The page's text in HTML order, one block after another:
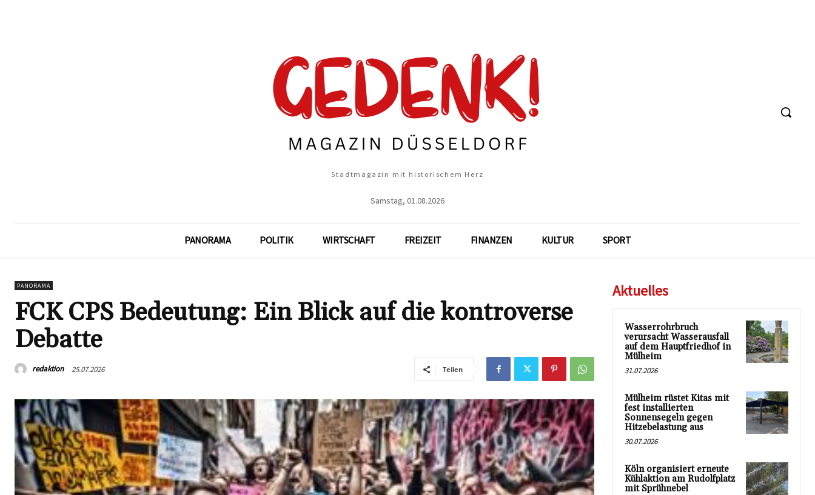
Stadtmagazin mit historischem Herz
Samstag, 01.08.2026
PANORAMA POLITIK WIRTSCHAFT FREIZEIT FINANZEN KULTUR SPORT
PANORAMA
FCK CPS Bedeutung: Ein Blick auf die kontroverse
Debatte
redaktion 25.07.2026 Teilen
Aktuelles
Wasserrohrbruch
verursacht Wasserausfall
auf dem Hauptfriedhof in
Mülheim
31.07.2026
Mülheim rüstet Kitas mit
fest installierten
Sonnensegeln gegen
Hitzebelastung aus
30.07.2026
Köln organisiert erneute
Kühlaktion am Rudolfplatz
mit Sprühnebel